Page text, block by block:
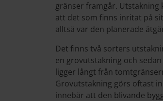
gränser framgår.
att det som finns inritat på
alltså var den planerade
Det finns två sorters
en grovutstakning och
ligger långt från
Grovutstakning görs oftast
innebär att den blivande